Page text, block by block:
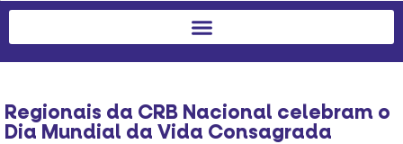
Regionais da CRB Nacional celebram o
Dia Mundial da Vida Consagrada